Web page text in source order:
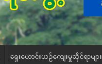
ရှေးဟောင်းယဉ်ကျေးမှုဆိုင်ရာများ